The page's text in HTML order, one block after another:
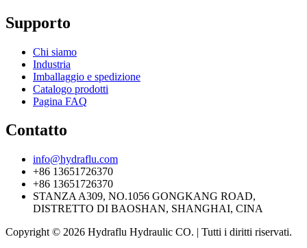
Supporto
Chi siamo
Industria
Imballaggio e spedizione
Catalogo prodotti
Pagina FAQ
Contatto
info@hydraflu.com
+86 13651726370
+86 13651726370
STANZA A309, NO.1056 GONGKANG ROAD,
DISTRETTO DI BAOSHAN, SHANGHAI, CINA
Copyright © 2026 Hydraflu Hydraulic CO. | Tutti i diritti riservati.